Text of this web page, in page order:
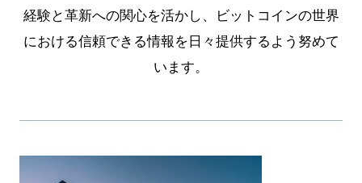
経験と革新への関心を活かし、ビットコインの世界
における信頼できる情報を日々提供するよう努めて
います。